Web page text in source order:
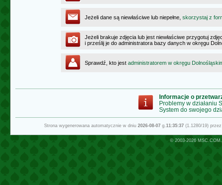
Jeżeli dane są niewłaściwe lub niepełne, skorzystaj z
Jeżeli brakuje zdjęcia lub jest niewłaściwe przygotuj
i prześlij je do administratora bazy danych w okręgu
Sprawdź, kto jest administratorem w okręgu
Informacje o
Problemy w działaniu
System do swojego
Strona wygenerowana automatycznie w dniu 2026-08-07g.11:35:37(1.1280/19)
© 2003-2026